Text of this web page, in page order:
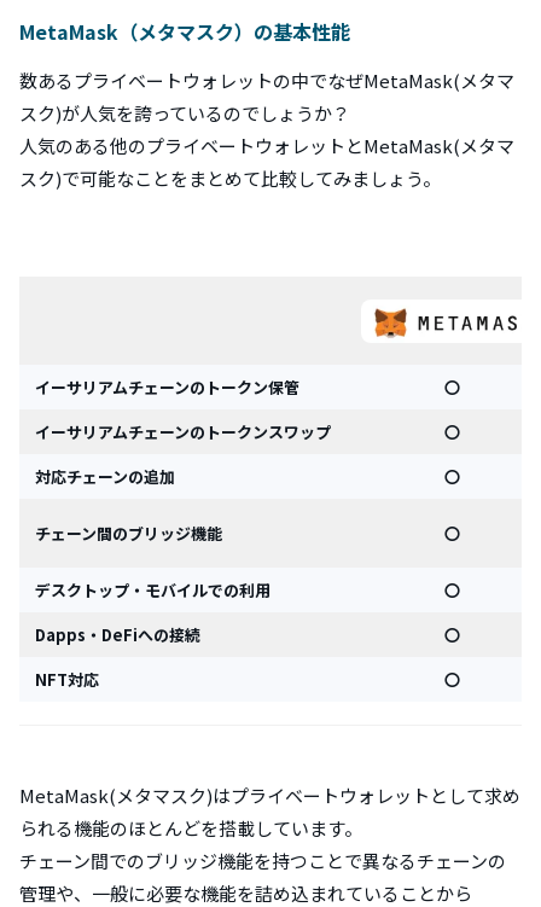
MetaMask（メタマスク）の基本性能
数あるプライベートウォレットの中でなぜMetaMask(メタマ
スク)が人気を誇っているのでしょうか？
人気のある他のプライベートウォレットとMetaMask(メタマ
スク)で可能なことをまとめて比較してみましょう。
イーサリアムチェーンのトークン保管
〇
イーサリアムチェーンのトークンスワップ
〇
対応チェーンの追加
〇
チェーン間のブリッジ機能 〇
デスクトップ・モバイルでの利用
〇
Dapps ・DeFiへの接続
〇
NFT対応 〇
MetaMask(メタマスク)はプライベートウォレットとして求め
られる機能のほとんどを搭載しています。
チェーン間でのブリッジ機能を持つことで異なるチェーンの
管理や、一般に必要な機能を詰め込まれていることから